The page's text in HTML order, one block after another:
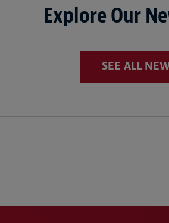
Explore Our
SEE ALL